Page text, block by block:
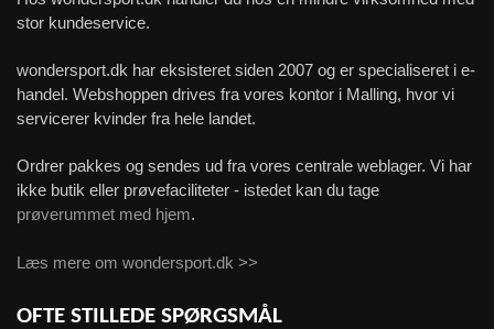
stor kundeservice.
wondersport.dk har eksisteret siden 2007 og er specialiseret i e-
handel. Webshoppen drives fra vores kontor i Malling, hvor vi
servicerer kvinder fra hele landet.
Ordrer pakkes og sendes ud fra vores centrale weblager. Vi har
ikke butik eller prøvefaciliteter - istedet kan du tage
prøverummet med hjem.
Læs mere om wondersport.dk >>
OFTE STILLEDE SPØRGSMÅL